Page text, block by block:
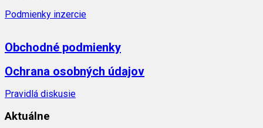
Podmienky inzercie
Obchodné podmienky
Ochrana osobných údajov
Pravidlá diskusie
Aktuálne